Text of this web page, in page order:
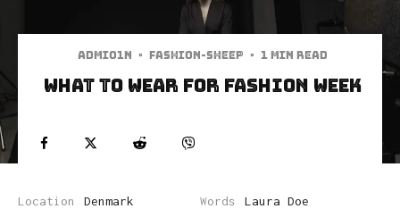
admi01n · Fashion-Sheep · 1 min read
What To Wear For Fashion Week
Location Denmark Words Laura Doe